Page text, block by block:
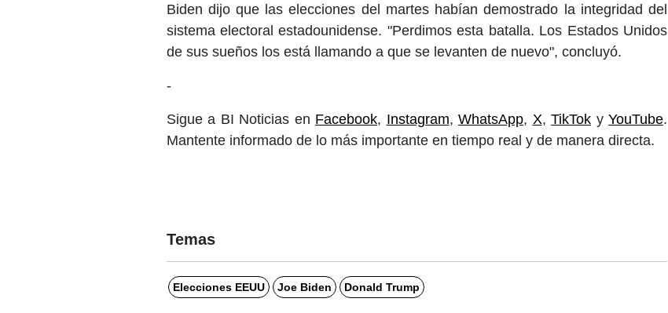
Biden dijo que las elecciones del martes habían demostrado la integridad del
sistema electoral estadounidense. "Perdimos esta batalla. Los Estados Unidos
de sus sueños los está llamando a que se levanten de nuevo", concluyó.
-
Sigue a BI Noticias en Facebook, Instagram, WhatsApp, X, TikTok y YouTube.
Mantente informado de lo más importante en tiempo real y de manera directa.
Temas
Elecciones EEUU Joe Biden Donald Trump